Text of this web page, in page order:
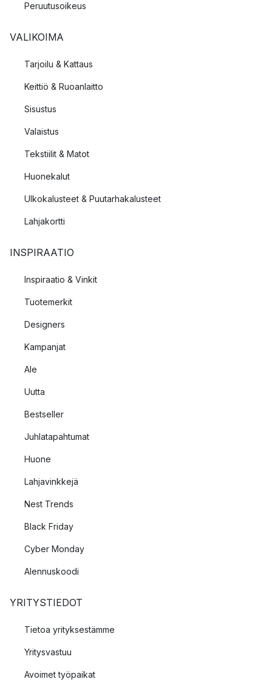
Peruutusoikeus
VALIKOIMA
Tarjoilu & Kattaus
Keittiö & Ruoanlaitto
Sisustus
Valaistus
Tekstiilit & Matot
Huonekalut
Ulkokalusteet & Puutarhakalusteet
Lahjakortti
INSPIRAATIO
Inspiraatio & Vinkit
Tuotemerkit
Designers
Kampanjat
Ale
Uutta
Bestseller
Juhlatapahtumat
Huone
Lahjavinkkejä
Nest Trends
Black Friday
Cyber Monday
Alennuskoodi
YRITYSTIEDOT
Tietoa yrityksestämme
Yritysvastuu
Avoimet työpaikat